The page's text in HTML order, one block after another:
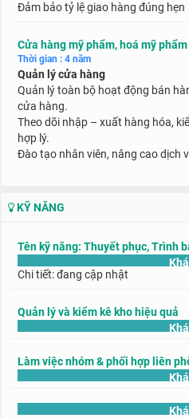
Đảm bảo tỷ lệ giao hàng đúng hẹn
Cửa hàng mỹ phẩm, hoá mỹ phẩm
Thời gian : 4 năm
Quản lý cửa hàng
Quản lý toàn bộ hoạt động bán
cửa hàng.
Theo dõi nhập – xuất hàng hóa,
hợp lý.
Đào tạo nhân viên, nâng cao dịch
KỸ NĂNG
Tên kỹ năng: Thuyết phục, Trình
Khá
Chi tiết: đang cập nhật
Quản lý và kiểm kê kho hiệu quả
Khá
Làm việc nhóm & phối hợp liên
Khá
Khá